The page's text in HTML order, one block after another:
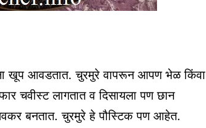
खूप आवडतात. चुरमुरे वापरून आपण भेळ किंवा
चवीस्ट लागतात व दिसायला पण छान
बनतात. चुरमुरे हे पौस्टिक पण आहेत.